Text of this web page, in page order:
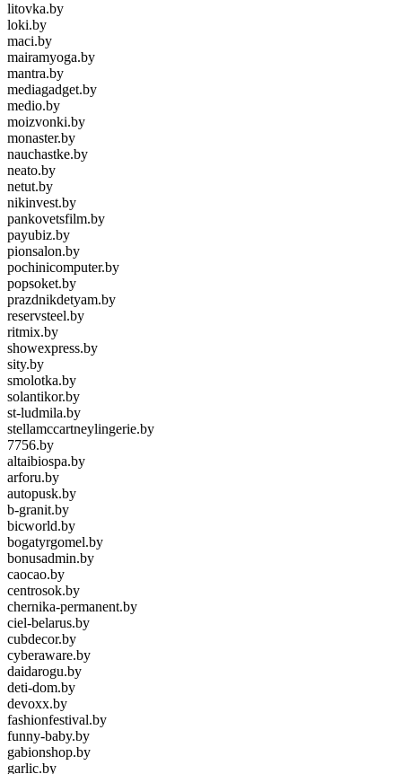
litovka.by
loki.by
maci.by
mairamyoga.by
mantra.by
mediagadget.by
medio.by
moizvonki.by
monaster.by
nauchastke.by
neato.by
netut.by
nikinvest.by
pankovetsfilm.by
payubiz.by
pionsalon.by
pochinicomputer.by
popsoket.by
prazdnikdetyam.by
reservsteel.by
ritmix.by
showexpress.by
sity.by
smolotka.by
solantikor.by
st-ludmila.by
stellamccartneylingerie.by
7756.by
altaibiospa.by
arforu.by
autopusk.by
b-granit.by
bicworld.by
bogatyrgomel.by
bonusadmin.by
caocao.by
centrosok.by
chernika-permanent.by
ciel-belarus.by
cubdecor.by
cyberaware.by
daidarogu.by
deti-dom.by
devoxx.by
fashionfestival.by
funny-baby.by
gabionshop.by
garlic.by